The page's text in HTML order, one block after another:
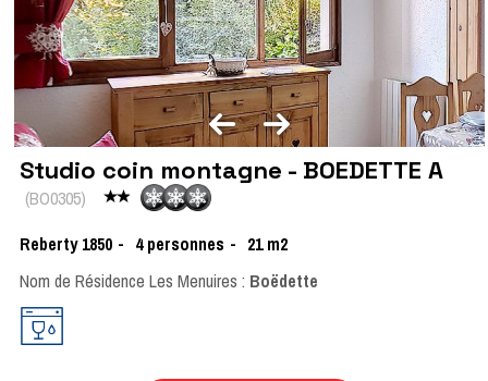
Studio coin montagne - BOEDETTE A
(BO0305)
Reberty 1850
4 personnes 21 m2
Nom de Résidence Les Menuires : Boëdette